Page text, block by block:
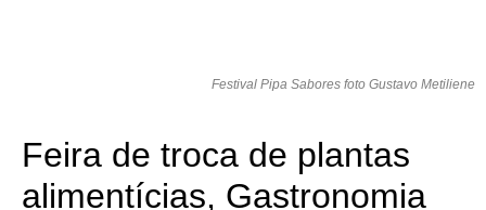
Festival Pipa Sabores foto Gustavo Metiliene
Feira de troca de plantas
alimentícias, Gastronomia